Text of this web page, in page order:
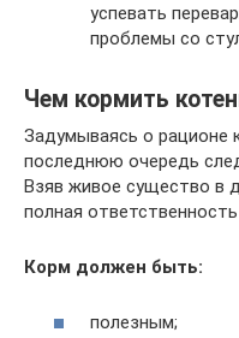
успевать
проблемы со
Чем кормить
Задумываясь о рационе
последнюю очередь
Взяв живое существо в
полная
Корм должен быть:
полезным;